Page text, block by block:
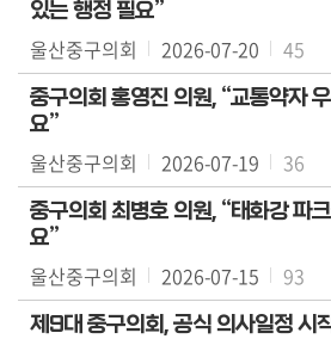
있는 행정 필요”
울산중구의회 2026-07-20 45
중구의회 홍영진 의원, “교통약자
요”
울산중구의회 2026-07-19 36
중구의회 최병호 의원, “태화강 파
요”
울산중구의회 2026-07-15 93
제9대 중구의회, 공식 의사일정 시